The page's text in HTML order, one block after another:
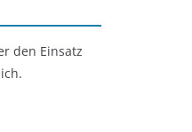
den Einsatz